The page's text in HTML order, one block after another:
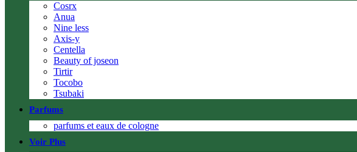
Cosrx
Anua
Nine less
Axis-y
Centella
Beauty of joseon
Tirtir
Tocobo
Tsubaki
Parfums
parfums et eaux de cologne
Voir Plus